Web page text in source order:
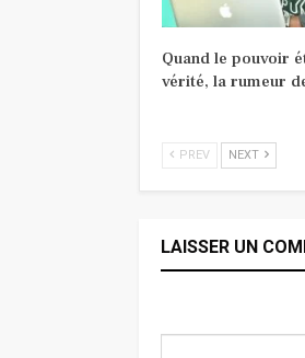
Quand le pouvoir
vérité, la rumeur
PREV NEXT
LAISSER UN